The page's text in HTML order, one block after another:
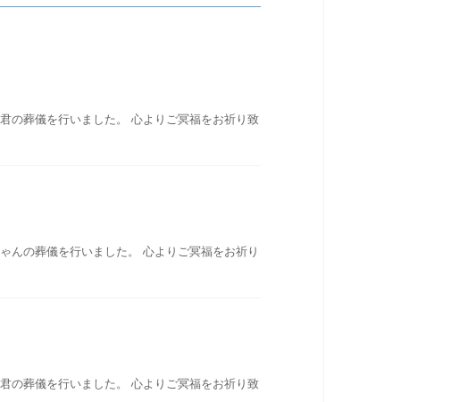
の葬儀を行いました。 心よりご冥福をお祈り致
んの葬儀を行いました。 心よりご冥福をお祈り
の葬儀を行いました。 心よりご冥福をお祈り致